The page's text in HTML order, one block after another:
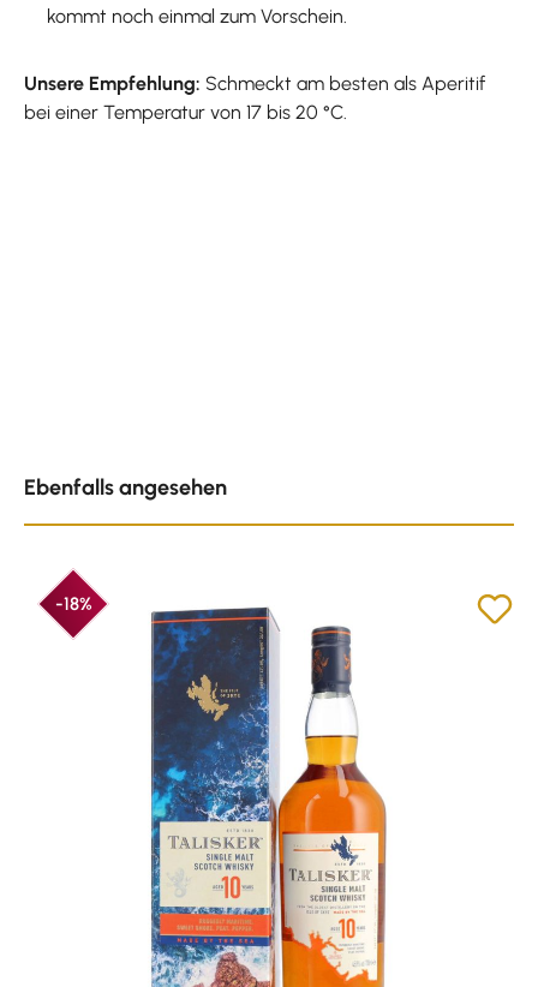
kommt noch einmal zum Vorschein.
Unsere Empfehlung: Schmeckt am besten als Aperitif
bei einer Temperatur von 17 bis 20 °C.
Ebenfalls angesehen
-18%